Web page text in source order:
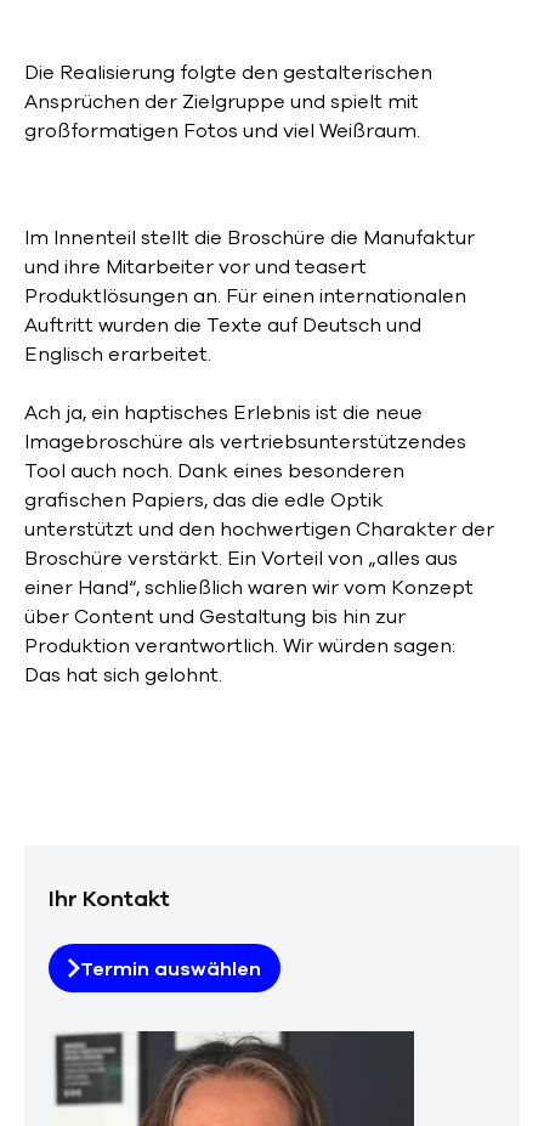
Die Realisierung folgte den gestalterischen
Ansprüchen der Zielgruppe und spielt mit
großformatigen Fotos und viel Weißraum.
Im Innenteil stellt die Broschüre die Manufaktur
und ihre Mitarbeiter vor und teasert
Produktlösungen an. Für einen internationalen
Auftritt wurden die Texte auf Deutsch und
Englisch erarbeitet.
Ach ja, ein haptisches Erlebnis ist die neue
Imagebroschüre als vertriebsunterstützendes
Tool auch noch. Dank eines besonderen
grafischen Papiers, das die edle Optik
unterstützt und den hochwertigen Charakter der
Broschüre verstärkt. Ein Vorteil von „alles aus
einer Hand“, schließlich waren wir vom Konzept
über Content und Gestaltung bis hin zur
Produktion verantwortlich. Wir würden sagen:
Das hat sich gelohnt.
Ihr Kontakt
Termin auswählen